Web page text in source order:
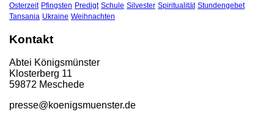
Osterzeit Pfingsten Predigt Schule Silvester Spiritualität Stundengebet
Tansania Ukraine Weihnachten
Kontakt
Abtei Königsmünster
Klosterberg 11
59872 Meschede
presse@koenigsmuenster.de